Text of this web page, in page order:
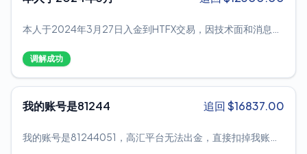
本人于2024年3月27日入金到HTFX交易，因技术面和消息面
着第二天就出金。谁知道当我申请出金的时候，就收到了平台
发来的邮件说我是违规交易，并且要扣除我的利润。我就懵
了，我好好地自己做交易，就因为看对了方向盈利了就说我违
滥用行为，这就可笑了，难道其它交易着也是做同样的产品盈
就是不准投资者盈利呗！盈利了你们就是一伙的就是违规交
调解成功
我的账号是81244 追回 $16837.00
我的账号是81244051，高汇平台无法出金，直接扣掉我账户